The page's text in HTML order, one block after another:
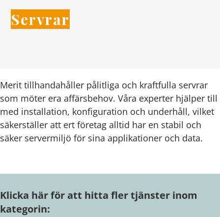
Servrar
Merit tillhandahåller pålitliga och kraftfulla servrar
som möter era affärsbehov. Våra experter hjälper till
med installation, konfiguration och underhåll, vilket
säkerställer att ert företag alltid har en stabil och
säker servermiljö för sina applikationer och data.
Klicka här för att hitta fler tjänster inom
kategorin: